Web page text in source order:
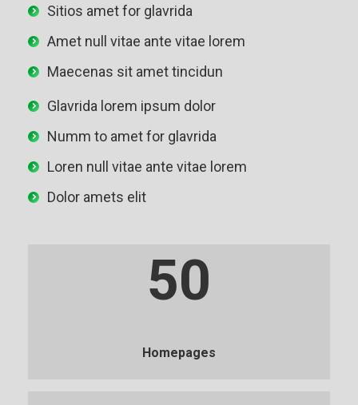
Sitios amet for glavrida
Amet null vitae ante vitae lorem
Maecenas sit amet tincidun
Glavrida lorem ipsum dolor
Numm to amet for glavrida
Loren null vitae ante vitae lorem
Dolor amets elit
50
Homepages